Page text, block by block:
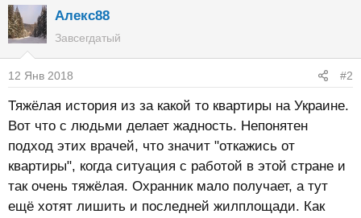
Алекс88
Завсегдатый
12 Янв 2018 #2
Тяжёлая история из за какой то квартиры на Украине.
Вот что с людьми делает жадность. Непонятен
подход этих врачей, что значит "откажись от
квартиры", когда ситуация с работой в этой стране и
так очень тяжёлая. Охранник мало получает, а тут
ещё хотят лишить и последней жилплощади. Как